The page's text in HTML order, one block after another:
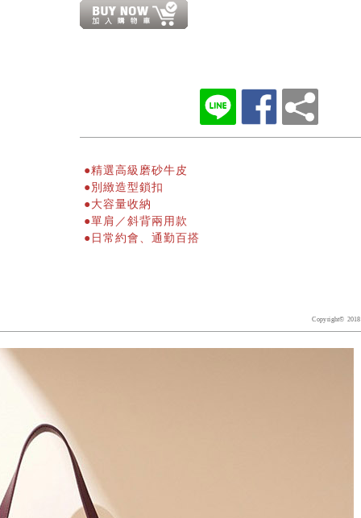
●精選高級磨砂牛皮
●別緻造型鎖扣
●大容量收納
●單肩 ／斜背兩 用款
●日常約會、通勤百搭
Copyright©